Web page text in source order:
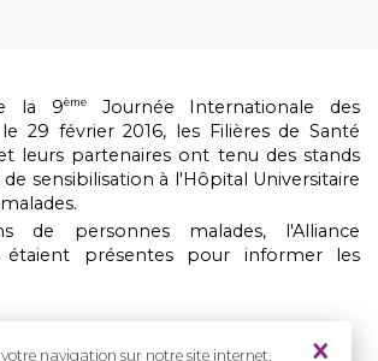
navigation sur notre site internet,
la 9èmeJournée Internationale des
le 29 février 2016, les Filières de Santé
leurs partenaires ont tenu des stands
sensibilisation à l'Hôpital Universitaire
de personnes malades, l'Alliance
étaient présentes pour informer les